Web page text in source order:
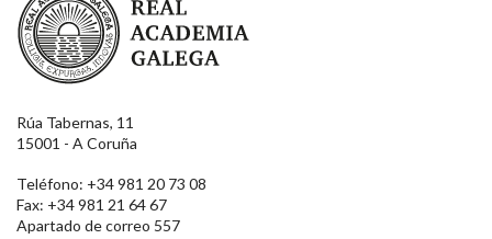
Rúa Tabernas, 11
15001 - A Coruña
Teléfono: +34 981 20 73 08
Fax: +34 981 21 64 67
Apartado de correo 557